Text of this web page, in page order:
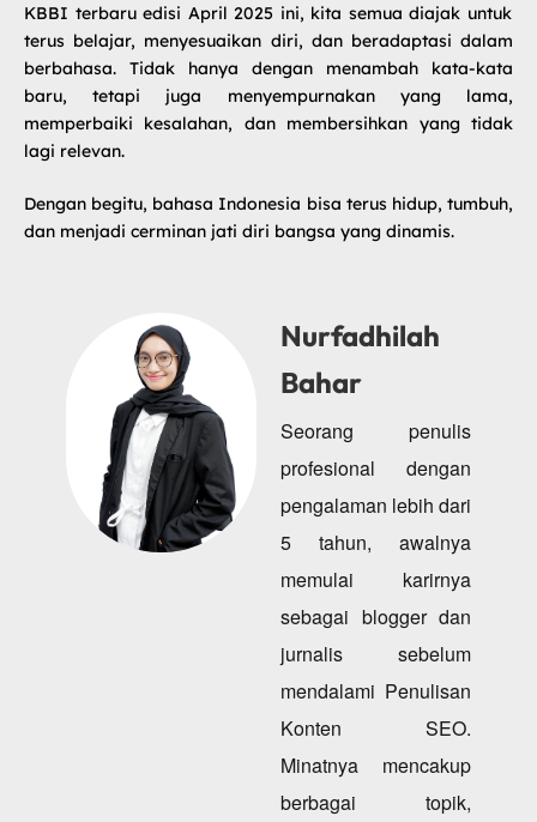
KBBI terbaruedisi April 2025 ini, kita semua diajak untuk
terus belajar, menyesuaikan diri, dan beradaptasi dalam
berbahasa. Tidak hanya dengan menambah kata-kata
baru, tetapi juga menyempurnakan yang lama,
memperbaiki kesalahan, dan membersihkan yang tidak
lagi relevan.
Dengan begitu, bahasa Indonesia bisa terus hidup, tumbuh,
dan menjadi cerminan jati diri bangsa yang dinamis.
Nurfadhilah
Bahar
Seorang penulis
profesional dengan
pengalaman lebih dari
5 tahun, awalnya
memulai karirnya
sebagai blogger dan
jurnalis sebelum
mendalami Penulisan
Konten SEO.
Minatnya mencakup
berbagai topik,